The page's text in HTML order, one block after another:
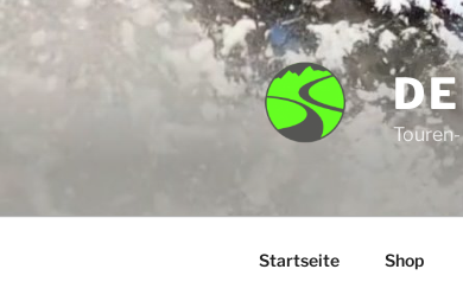
Zum
Inhalt
Startseite Shop